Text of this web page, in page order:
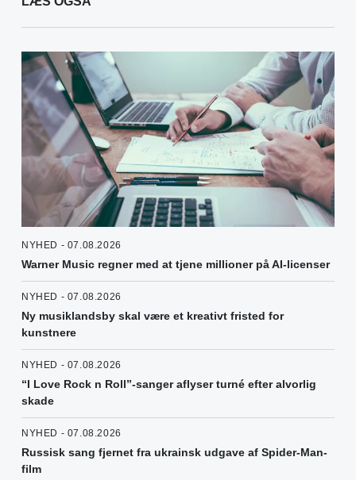
NYHED - 07.08.2026
Warner Music regner med at tjene millioner på AI-licenser
NYHED - 07.08.2026
Ny musiklandsby skal være et kreativt fristed for
kunstnere
NYHED - 07.08.2026
“I Love Rock n Roll”-sanger aflyser turné efter alvorlig
skade
NYHED - 07.08.2026
Russisk sang fjernet fra ukrainsk udgave af Spider-Man-
film